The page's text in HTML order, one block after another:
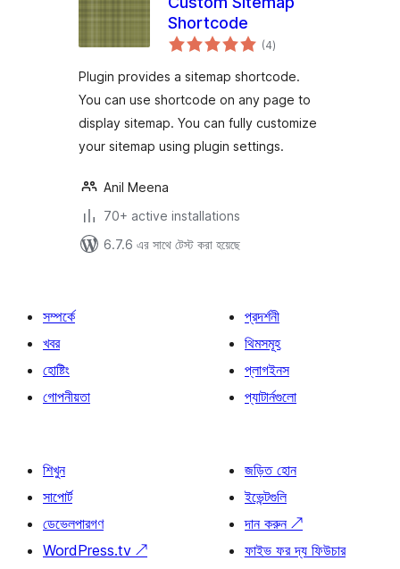
Shortcode
(4total
ratings
)
Plugin provides a sitemap shortcode.
You can use shortcode on any page to
display sitemap. You can fully customize
your sitemap using plugin settings.
Anil Meena
70+ active installations
6.7.6 এর সাথে টেস্ট করা হয়েছে
সম্পর্কে
খবর
হোষ্টিং
গোপনীয়তা
প্রদর্শনী
থিমসমূহ
প্লাগইনস
প্যাটার্নগুলো
শিখুন
সাপোর্ট
ডেভেলপারগণ
WordPress.tv ↗
জড়িত হোন
ইভেন্টগুলি
দান করুন ↗
ফাইভ ফর দ্য ফিউচার